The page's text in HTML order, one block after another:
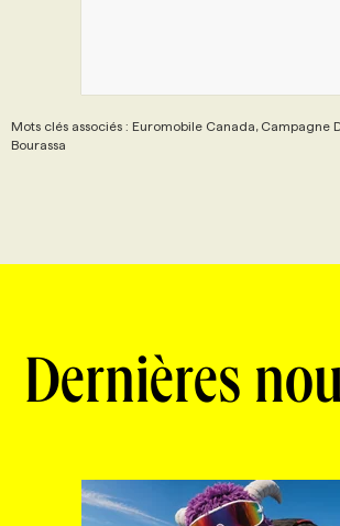
Mots clés associés : Euromobile Canada, Campagne
Bourassa
Dernières